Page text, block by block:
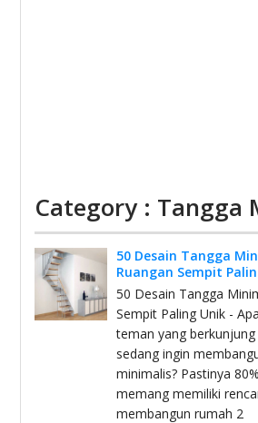
Category : Tangga
50 Desain Tangga
Ruangan Sempit
50 Desain Tangga
Sempit Paling Unik -
teman yang
sedang ingin
minimalis? Pastinya
memang memiliki
membangun rumah 2